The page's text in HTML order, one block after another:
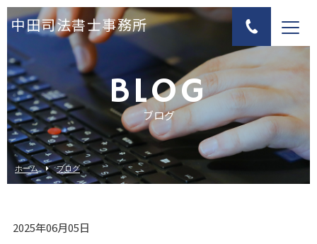
中田司法書士事務所
BLOG
ブログ
ホーム ブログ
2025年06月05日